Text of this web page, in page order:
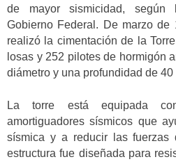
de mayor sismicidad, según
Gobierno Federal. De marzo
realizó la cimentación de la
losas y 252 pilotes de hormigón
diámetro y una profundidad de 40
La torre está equipada
amortiguadores sísmicos que
sísmica y a reducir las fuerzas
estructura fue diseñada para